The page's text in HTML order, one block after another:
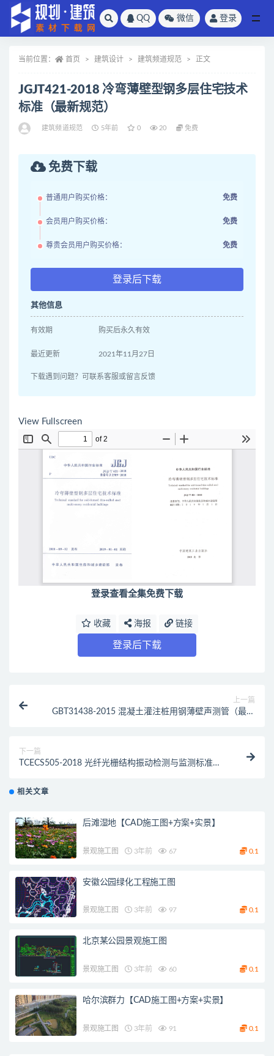
QQ 微信 登录
当前位置： 首页 建筑设计 建筑频道规范 正文
JGJT421-2018 冷弯薄壁型钢多层住宅技术
标准（最新规范）
建筑频道规范 5年前 0 20 免费
免费下载
普通用户购买价格： 免费
会员用户购买价格： 免费
尊贵会员用户购买价格： 免费
登录后下载
其他信息
有效期 购买后永久有效
最近更新 2021年11月27日
下载遇到问题？可联系客服或留言反馈
View Fullscreen
登录查看全集免费下载
收藏 海报 链接
登录后下载
上一篇
GBT31438-2015 混凝土灌注桩用钢薄壁声测管（最新
下一篇
TCECS505-2018 光纤光栅结构振动检测与监测标准
相关文章
后滩湿地【CAD施工图+方案+实景】
景观施工图 3年前 67 0.1
安徽公园绿化工程施工图
景观施工图 3年前 97 0.1
北京某公园景观施工图
景观施工图 3年前 60 0.1
哈尔滨群力【CAD施工图+方案+实景】
景观施工图 3年前 91 0.1
全部